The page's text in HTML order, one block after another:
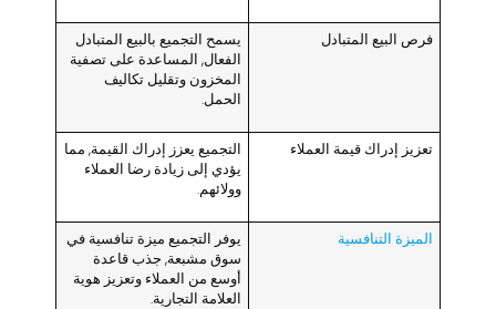
فرص البيع المتبادل
يسمح التجميع بالبيع المتبادل
الفعال, المساعدة على تصفية
المخزون وتقليل تكاليف
الحمل.
تعزيز إدراك قيمة العملاء
التجميع يعزز إدراك القيمة, مما
يؤدي إلى زيادة رضا العملاء
وولائهم.
الميزة التنافسية
يوفر التجميع ميزة تنافسية في
سوق مشبعة, جذب قاعدة
أوسع من العملاء وتعزيز هوية
العلامة التجارية.